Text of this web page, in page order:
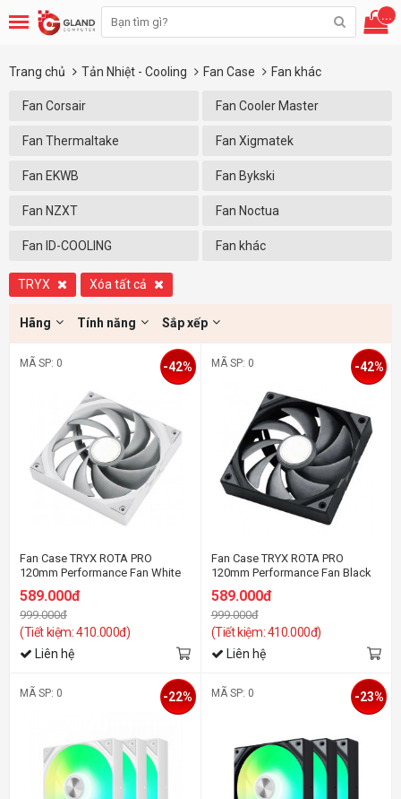
...
Trang chủ Tản Nhiệt - Cooling Fan Case Fan khác
Fan Corsair Fan Cooler Master
Fan Thermaltake Fan Xigmatek
Fan EKWB Fan Bykski
Fan NZXT Fan Noctua
Fan ID-COOLING Fan khác
TRYX Xóa tất cả
Hãng Tính năng Sắp xếp
MÃ SP: 0
Fan Case TRYX ROTA PRO
120mm Performance Fan White
589.000đ
999.000đ
(Tiết kiệm: 410.000đ)
-42%
Liên hệ
MÃ SP: 0
Fan Case TRYX ROTA PRO
120mm Performance Fan Black
589.000đ
999.000đ
(Tiết kiệm: 410.000đ)
-42%
Liên hệ
MÃ SP: 0 -22% MÃ SP: 0 -23%